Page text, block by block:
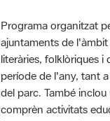
Programa organitzat
ajuntaments de
literàries, folklòriques
període de l'any, tant
del parc. També
comprèn activitats